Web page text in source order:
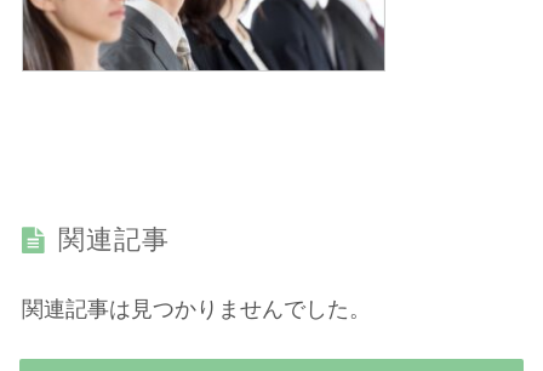
関連記事
関連記事は見つかりませんでした。